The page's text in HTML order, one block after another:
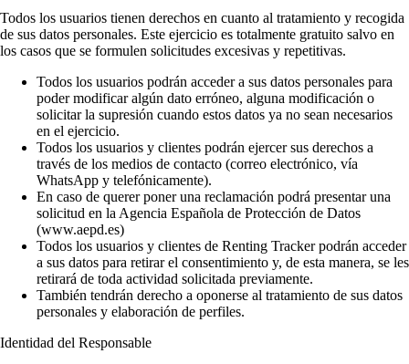
Todos los usuarios tienen derechos en cuanto al tratamiento y recogida
de sus datos personales. Este ejercicio es totalmente gratuito salvo en
los casos que se formulen solicitudes excesivas y repetitivas.
Todos los usuarios podrán acceder a sus datos personales para
poder modificar algún dato erróneo, alguna modificación o
solicitar la supresión cuando estos datos ya no sean necesarios
en el ejercicio.
Todos los usuarios y clientes podrán ejercer sus derechos a
través de los medios de contacto (correo electrónico, vía
WhatsApp y telefónicamente).
En caso de querer poner una reclamación podrá presentar una
solicitud en la Agencia Española de Protección de Datos
(www.aepd.es)
Todos los usuarios y clientes de Renting Tracker podrán acceder
a sus datos para retirar el consentimiento y, de esta manera, se les
retirará de toda actividad solicitada previamente.
También tendrán derecho a oponerse al tratamiento de sus datos
personales y elaboración de perfiles.
Identidad del Responsable